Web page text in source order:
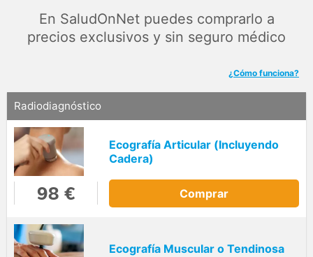
En SaludOnNet puedes comprarlo a
precios exclusivos y sin seguro médico
¿Cómo funciona?
Radiodiagnóstico
Ecografía Articular (Incluyendo
Cadera)
98 € Comprar
Ecografía Muscular o Tendinosa